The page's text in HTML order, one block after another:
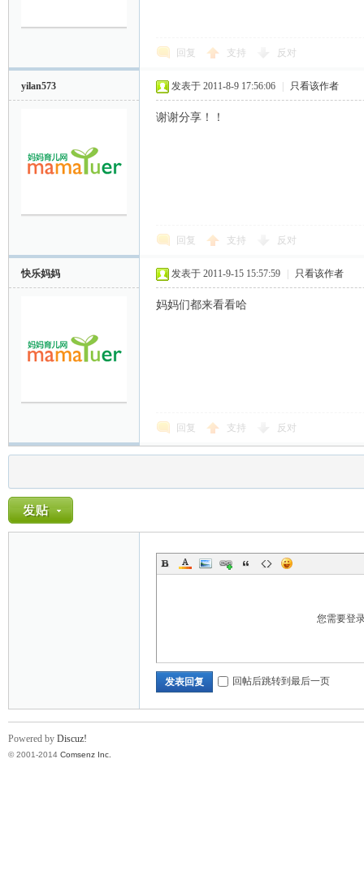
回复 支持 反对
yilan573 发表于 2011-8-9 17:56:06 只看该作者
谢谢分享！！
回复 支持 反对
快乐妈妈 发表于 2011-9-15 15:57:59 只看该作者
妈妈们都来看看哈
回复 支持 反对
您需要登
发表回复 回帖后跳转到最后一页
Powered by Discuz!
© 2001-2014 Comsenz Inc.